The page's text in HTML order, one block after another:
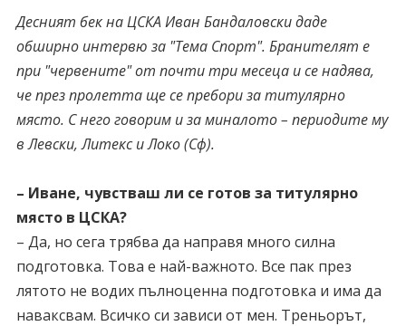
Десният бек на ЦСКА Иван Бандаловски даде
обширно интервю за "Тема Спорт". Бранителят е
при "червените" от почти три месеца и се надява,
че през пролетта ще се пребори за титулярно
място. С него говорим и за миналото – периодите му
в Левски, Литекс и Локо (Сф).
– Иване, чувстваш ли се готов за титулярно
място в ЦСКА?
– Да, но сега трябва да направя много силна
подготовка. Това е най-важното. Все пак през
лятото не водих пълноценна подготовка и има да
наваксвам. Всичко си зависи от мен. Треньорът,